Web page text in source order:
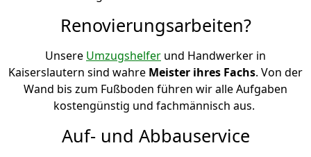
Renovierungsarbeiten?
Unsere Umzugshelfer und Handwerker in
Kaiserslautern sind wahre Meister ihres Fachs. Von der
Wand bis zum Fußboden führen wir alle Aufgaben
kostengünstig und fachmännisch aus.
Auf- und Abbauservice